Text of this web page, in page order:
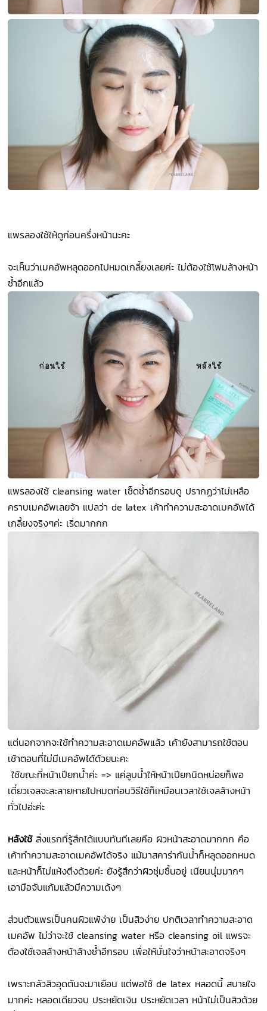
แพรลองใช้ให้ดูก่อนครึ่งหน้านะคะ
จะเห็นว่าเมคอัพหลุดออกไปหมดเกลี้ยงเลยค่ะ ไม่ต้องใช้โฟมล้างหน้า
ซ้ำอีกแล้ว
แพรลองใช้ cleansing water เช็ดซ้ำอีกรอบดู ปรากฏว่าไม่เหลือ
คราบเมคอัพเลยจ้า แปลว่า de latex เค้าทำความสะอาดเมคอัพได้
เกลี้ยงจริงๆค่ะ เริ่ดมากกก
แต่นอกจากจะใช้ทำความสะอาดเมคอัพแล้ว เค้ายังสามารถใช้ตอน
เช้าตอนที่ไม่มีเมคอัพได้ด้วยนะคะ
ใช้ขณะที่หน้าเปียกน้ำค่ะ => แค่ลูบน้ำให้หน้าเปียกนิดหน่อยก็พอ
เดี๋ยวเจลจะละลายหายไปหมดก่อนวิธีใช้ก็เหมือนเวลาใช้เจลล้างหน้า
ทั่วไปอ่ะค่ะ
หลังใช้สิ่งแรกที่รู้สึกได้แบบทันทีเลยคือ ผิวหน้าสะอาดมากกก คือ
เค้าทำความสะอาดเมคอัพได้จริง แม้มาสคาร่ากันน้ำก็หลุดออกหมด
และหน้าก็ไม่แห้งตึงด้วยค่ะ ยังรู้สึกว่าผิวชุ่มชื้นอยู่ เนียนนุ่มมากๆ
เอามือจับแก้มแล้วมีความเด้งๆ
ส่วนตัวแพรเป็นคนผิวแพ้ง่าย เป็นสิวง่าย ปกติเวลาทำความสะอาด
เมคอัพ ไม่ว่าจะใช้ cleansing water หรือ cleansing oil แพรจะ
ต้องใช้เจลล้างหน้าล้างซ้ำอีกรอบ เพื่อให้มั่นใจว่าหน้าสะอาดจริงๆ
เพราะกลัวสิวอุดตันจะมาเยือน แต่พอใช้ de latex หลอดนี้ สบายใจ
มากค่ะ หลอดเดียวจบ ประหยัดเงิน ประหยัดเวลา หน้าไม่เป็นสิวด้วย